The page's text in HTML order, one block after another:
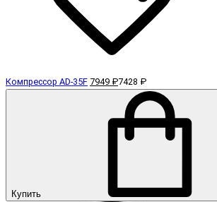
Компрессор AD-35F 7949 ₽7428 ₽
Купить